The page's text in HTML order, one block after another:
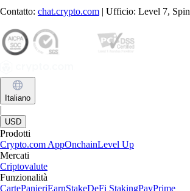
Contatto: chat.crypto.com | Ufficio: Level 7,
Italiano
|
USD
Prodotti
Crypto.com AppOnchainLevel Up
Mercati
Criptovalute
Funzionalità
CartePanieriEarnStakeDeFi StakingPayPrime